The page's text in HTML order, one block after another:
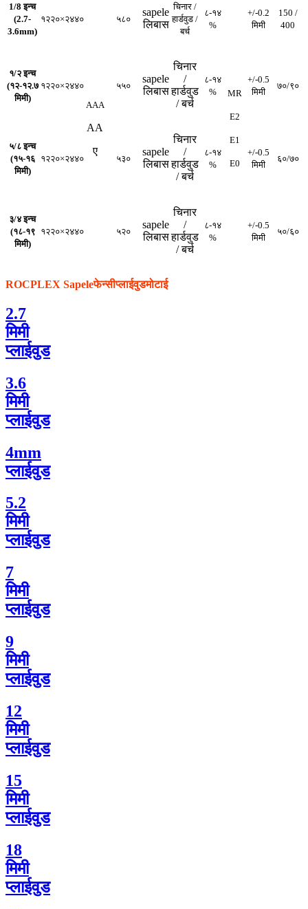
1/8 इन्च
(2.7-
3.6mm)
१२२०×२४४०
AAA
AA
ए
५८०
sapele
लिबास
चिनार /
हार्डवुड /
बर्च
८-१४
%
MR
E2
E1
E0
+/-0.2
मिमी
150 /
400
१/२ इन्च
(१२-१२.७
मिमी)
१२२०×२४४० ५५०
sapele
लिबास
चिनार
/
हार्डवुड
/ बर्च
८-१४
%
+/-0.5
मिमी
७०/९०
५/८ इन्च
(१५-१६
मिमी)
१२२०×२४४० ५३०
sapele
लिबास
चिनार
/
हार्डवुड
/ बर्च
८-१४
%
+/-0.5
मिमी
६०/७०
३/४ इन्च
(१८-१९
मिमी)
१२२०×२४४० ५२०
sapele
लिबास
चिनार
/
हार्डवुड
/ बर्च
८-१४
%
+/-0.5
मिमी
५०/६०
ROCPLEX Sapeleफेन्सीप्लाईवुडमोटाई
2.7
मिमी
प्लाईवुड
3.6
मिमी
प्लाईवुड
4mm
प्लाईवुड
5.2
मिमी
प्लाईवुड
7
मिमी
प्लाईवुड
9
मिमी
प्लाईवुड
12
मिमी
प्लाईवुड
15
मिमी
प्लाईवुड
18
मिमी
प्लाईवुड